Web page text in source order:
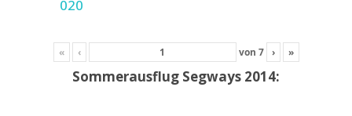
« ‹ von 7 › »
Sommerausflug Segways 2014: